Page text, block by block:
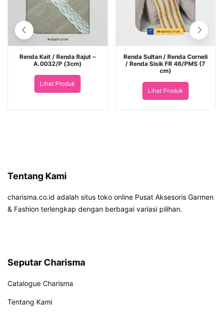
Renda Kait / Renda Rajut –
A.0032/P (3cm)
Lihat Produk
Renda Sultan / Renda Corneli
/ Renda Sisik FR 46/PMS (7
cm)
Lihat Produk
Tentang Kami
charisma.co.id adalah situs toko online Pusat Aksesoris Garmen
& Fashion terlengkap dengan berbagai variasi pilihan.
Seputar Charisma
Catalogue Charisma
Tentang Kami